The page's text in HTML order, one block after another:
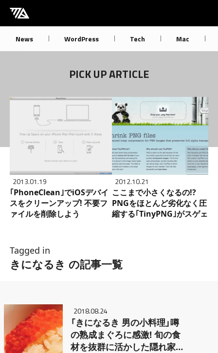
[M] mbdb [モバデビ]
News WordPress Tech Mac
PICK UP ARTICLE
2013.01.19
｢PhoneClean｣でiOSデバイ
スをクリーンアップ! 不要フ
ァイルを削除しよう
2012.10.21
ここまで小さくなるの!?
PNGをほとんど劣化なく圧
縮する｢TinyPNG｣がスゲェ!!
Tagged in
きになるき の記事一覧
2018.08.24
「きになるき 男の小料理」噂
の熟成まぐろに感激! 旬の食
材を抜群に活かした隠れ家